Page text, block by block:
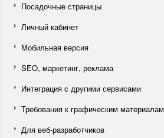
Посадочные страницы
Личный кабинет
Мобильная версия
SEO, маркетинг, реклама
Интеграция с другими сервисами
Требования к графическим материалам
Для веб-разработчиков